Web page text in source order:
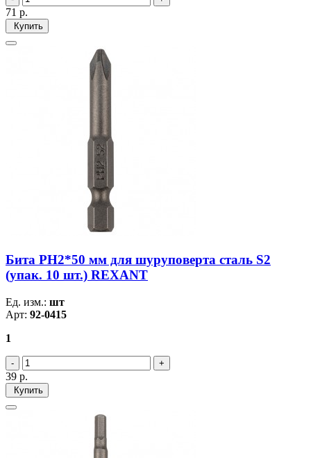
71 р.
Купить
Бита PH2*50 мм для шуруповерта сталь S2
(упак. 10 шт.) REXANT
Ед. изм.: шт
Арт: 92-0415
1
39 р.
Купить